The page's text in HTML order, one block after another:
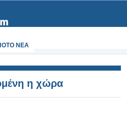
NEA
η χώρα